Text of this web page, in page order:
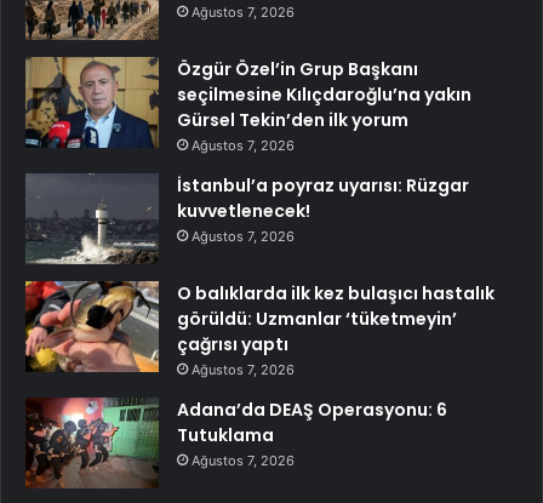
Ağustos 7, 2026
Özgür Özel’in Grup Başkanı
seçilmesine Kılıçdaroğlu’na yakın
Gürsel Tekin’den ilk yorum
Ağustos 7, 2026
İstanbul’a poyraz uyarısı: Rüzgar
kuvvetlenecek!
Ağustos 7, 2026
O balıklarda ilk kez bulaşıcı hastalık
görüldü: Uzmanlar ‘tüketmeyin’
çağrısı yaptı
Ağustos 7, 2026
Adana’da DEAŞ Operasyonu: 6
Tutuklama
Ağustos 7, 2026